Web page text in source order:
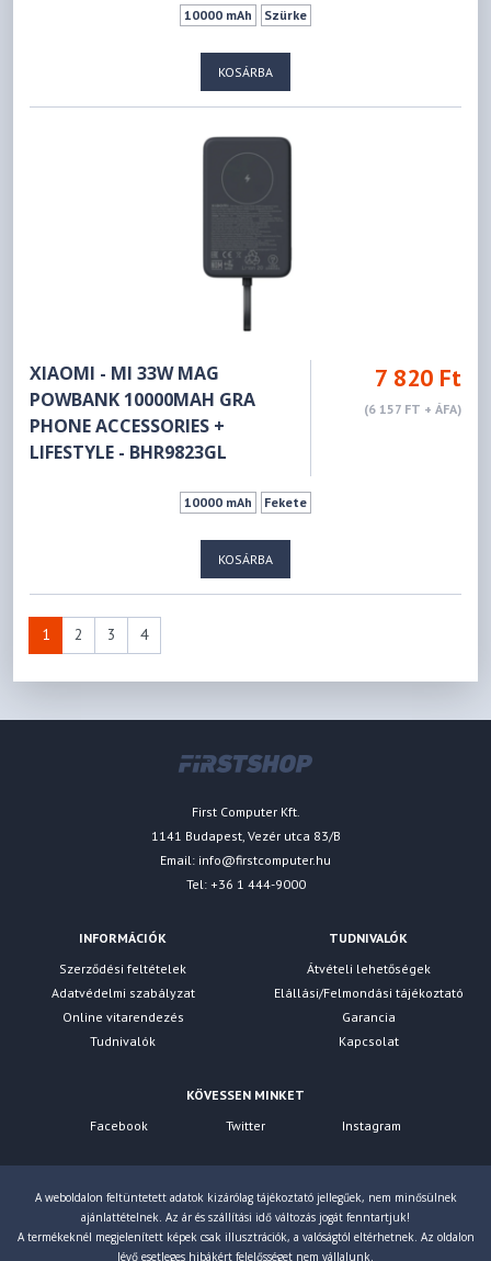
10000 mAh Szürke
KOSÁRBA
XIAOMI - MI 33W MAG
POWBANK 10000MAH GRA
PHONE ACCESSORIES +
LIFESTYLE - BHR9823GL
7 820 Ft
(6 157 FT + ÁFA)
10000 mAh Fekete
KOSÁRBA
1 2 3 4
First Computer Kft.
1141 Budapest, Vezér utca 83/B
Email: info@firstcomputer.hu
Tel: +36 1 444-9000
INFORMÁCIÓK
Szerződési feltételek
Adatvédelmi szabályzat
Online vitarendezés
Tudnivalók
TUDNIVALÓK
Átvételi lehetőségek
Elállási/Felmondási tájékoztató
Garancia
Kapcsolat
KÖVESSEN MINKET
Facebook
Twitter Instagram
A weboldalon feltüntetett adatok kizárólag tájékoztató jellegűek, nem minősülnek
ajánlattételnek. Az ár és szállítási idő változás jogát fenntartjuk!
A termékeknél megjelenített képek csak illusztrációk, a valóságtól eltérhetnek. Az oldalon
lévő esetleges hibákért felelősséget nem vállalunk.